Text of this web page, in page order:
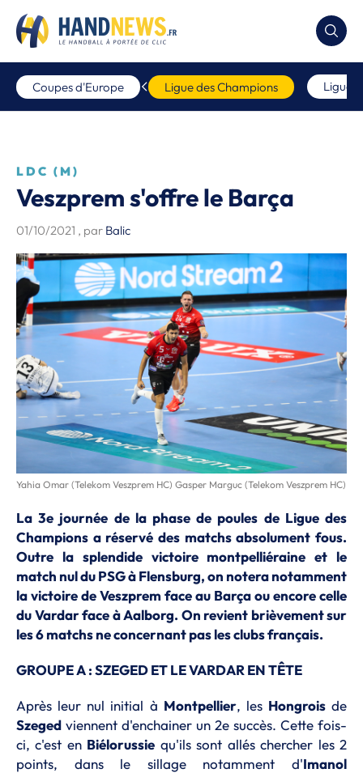
Coupes d'Europe Ligue des Champions Ligue
LDC (M)
Veszprem s'offre le Barça
01/10/2021 , par Balic
Yahia Omar (Telekom Veszprem HC) Gasper Marguc (Telekom Veszprem HC)
La 3e journée de la phase de poules de Ligue des
Champions a réservé des matchs absolument fous.
Outre la splendide victoire montpelliéraine et le
match nul du PSG à Flensburg, on notera notamment
la victoire de Veszprem face au Barça ou encore celle
du Vardar face à Aalborg. On revient brièvement sur
les 6 matchs ne concernant pas les clubs français.
GROUPE A : SZEGED ET LE VARDAR EN TÊTE
Après leur nul initial à Montpellier, les Hongroisde
Szeged viennent d'enchainer un 2e succès. Cette fois-
ci, c'est en Biélorussie qu'ils sont allés chercher les 2
points, dans le sillage notamment d'Imanol